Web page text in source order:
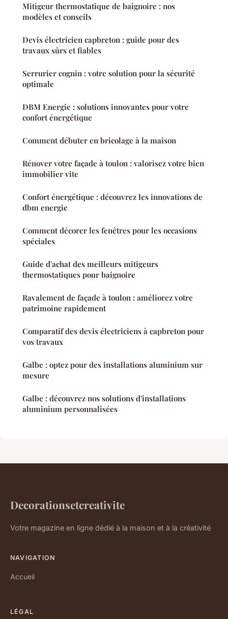
Mitigeur thermostatique de baignoire : nos
modèles et conseils
Devis électricien capbreton : guide pour des
travaux sûrs et fiables
Serrurier cognin : votre solution pour la sécurité
optimale
DBM Energie : solutions innovantes pour votre
confort énergétique
Comment débuter en bricolage à la maison
Rénover votre façade à toulon : valorisez votre bien
immobilier vite
Confort énergétique : découvrez les innovations de
dbm energie
Comment décorer les fenêtres pour les occasions
spéciales
Guide d'achat des meilleurs mitigeurs
thermostatiques pour baignoire
Ravalement de façade à toulon : améliorez votre
patrimoine rapidement
Comparatif des devis électriciens à capbreton pour
vos travaux
Galbe : optez pour des installations aluminium sur
mesure
Galbe : découvrez nos solutions d'installations
aluminium personnalisées
Decorationsetcreativite
Votre magazine en ligne dédié à la maison et à la créativité
NAVIGATION
Accueil
LÉGAL